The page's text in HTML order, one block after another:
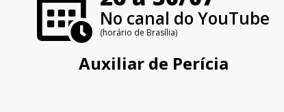
No canal do YouTube
(horário de Brasília)
Auxiliar de Perícia